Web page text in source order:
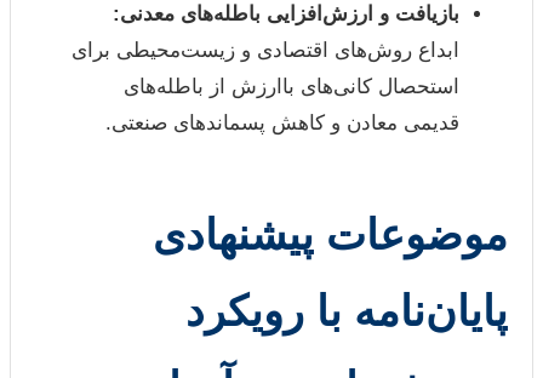
بازیافت و ارزش‌افزایی باطله‌های معدنی:
ابداع روش‌های اقتصادی و زیست‌محیطی برای
استحصال کانی‌های باارزش از باطله‌های
قدیمی معادن و کاهش پسماندهای صنعتی.
موضوعات پیشنهادی
پایان‌نامه با رویکرد